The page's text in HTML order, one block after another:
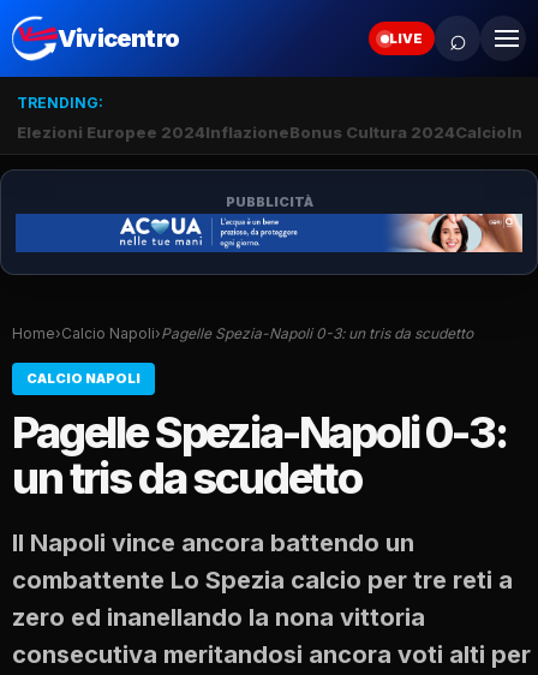
Vivicentro LIVE ⌕
TRENDING:
Elezioni Europee 2024InflazioneBonus Cultura 2024Calcio
PUBBLICITÀ
Home›Calcio Napoli›Pagelle Spezia-Napoli 0-3: un tris da scudetto
CALCIO NAPOLI
Pagelle Spezia-Napoli 0-3:
un tris da scudetto
Il Napoli vince ancora battendo un
combattente Lo Spezia calcio per tre reti a
zero ed inanellando la nona vittoria
consecutiva meritandosi ancora voti alti per